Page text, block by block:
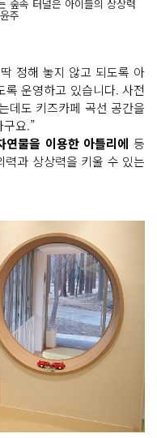
숲속 터널은 아이들의 상상력
주
정해 놓지 않고 되도록 아
운영하고 있습니다. 사전
데도 키즈카페 곡선 공간을
요.”
연물을 이용한 아틀리에 등
과 상상력을 키울 수 있는